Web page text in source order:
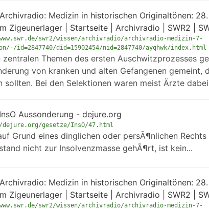
Medizin in historischen Originaltönen:
Zigeunerlager | Startseite | Archivradio | SWR2 |
swr2/wissen/archivradio/archivradio-medizin-7-
id=2847740/did=15902454/nid=2847740/ayqhwk/index.html
zentralen Themen des ersten Auschwitzprozesses
von kranken und alten Gefangenen
sollten. Bei den Selektionen waren meist Ärzte
Aussonderung - dejure.org
gesetze/InsO/47.html
Grund eines dinglichen oder persÃ¶nlichen Rechts
nicht zur Insolvenzmasse gehÃ¶rt, ist kein...
Medizin in historischen Originaltönen:
Zigeunerlager | Startseite | Archivradio | SWR2 |
swr2/wissen/archivradio/archivradio-medizin-7-